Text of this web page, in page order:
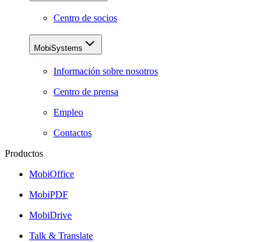
Centro de socios
MobiSystems
Información sobre nosotros
Centro de prensa
Empleo
Contactos
Productos
MobiOffice
MobiPDF
MobiDrive
Talk & Translate